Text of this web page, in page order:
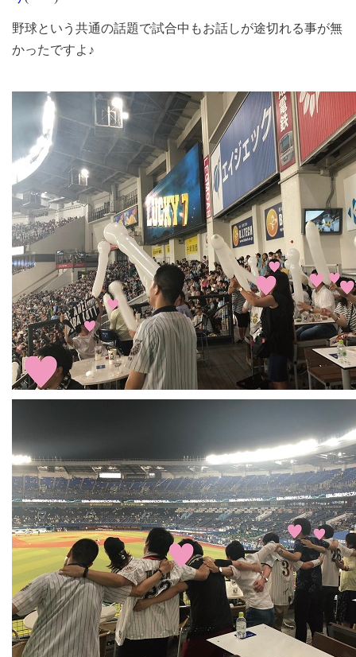
野球という共通の話題で試合中もお話しが途切れる事が無
かったですよ♪